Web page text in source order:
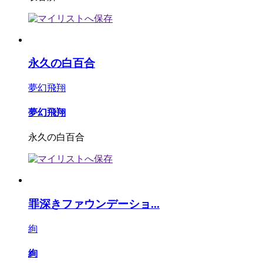
永久の白百合
夢幻飛翔
夢幻飛翔
永久の白百合
罪深きファウンデーショ...
絢
絢